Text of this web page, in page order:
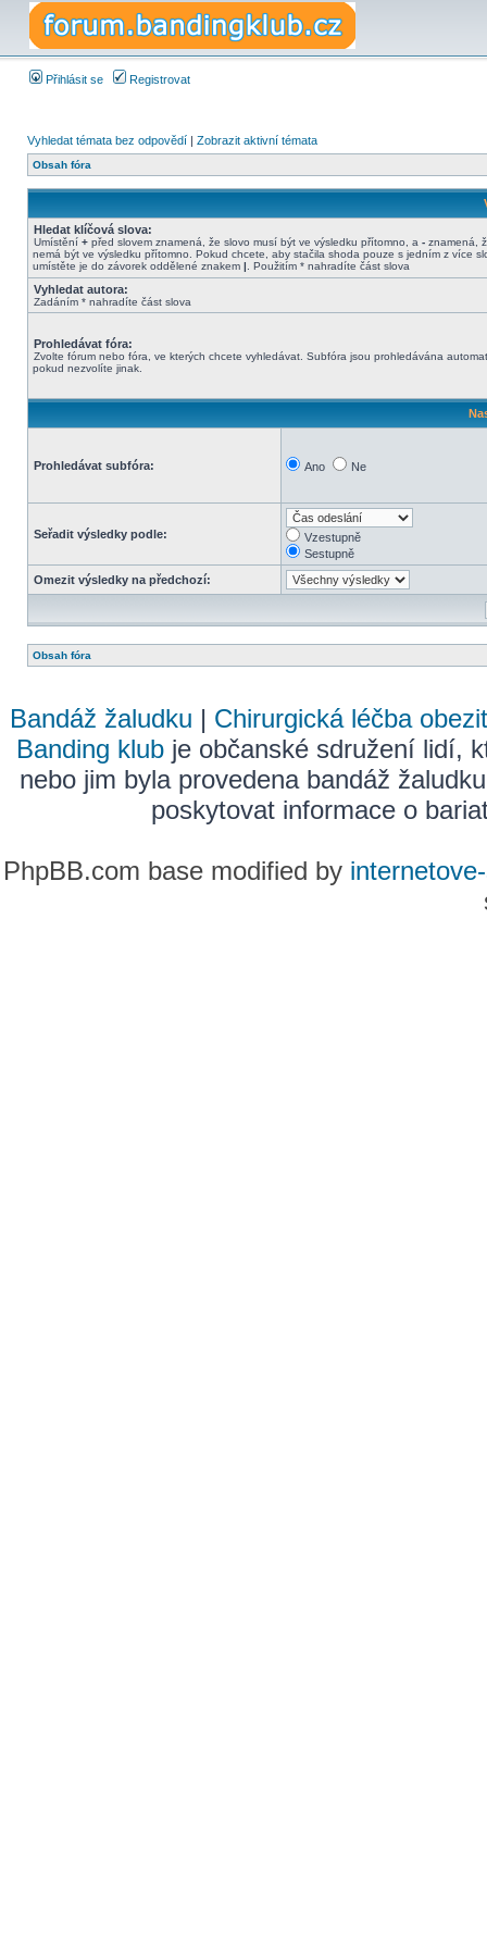
Přihlásit se Registrovat
Vyhledat témata bez odpovědí | Zobrazit aktivní témata
Obsah fóra
Hledat klíčová slova:
Umístění + před slovem znamená, že slovo musí být ve výsledku přítomno, a - znamená,
nemá být ve výsledku přítomno. Pokud chcete, aby stačila shoda pouze s jedním z více
umístěte je do závorek oddělené znakem | . Použitím * nahradíte část slova
Vyhledat autora:
Zadáním * nahradíte část slova
Prohledávat fóra:
Zvolte fórum nebo fóra, ve kterých chcete vyhledávat. Subfóra jsou prohledávána
pokud nezvolíte jinak.
Prohledávat subfóra: Ano Ne
Seřadit výsledky podle:
Vzestupně
Sestupně
Omezit výsledky na předchozí:
Obsah fóra
Bandáž žaludku | Chirurgická léčba
Banding klub je občanské sdružení lidí,
nebo jim byla provedena bandáž
poskytovat informace o
PhpBB.com base modified by